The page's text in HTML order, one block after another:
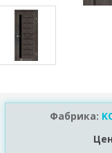
Фабрика: